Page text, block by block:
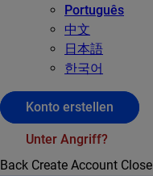
Português
中文
日本語
한국어
Konto erstellen
Unter Angriff?
Back Create Account Close